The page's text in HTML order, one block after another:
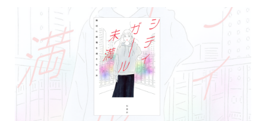
ン』|
死
ぬ
ほ
嫌